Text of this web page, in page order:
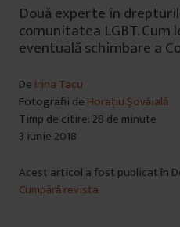
Două experte în
comunitatea LGBT.
eventuală schimbare a
De Irina Tacu
Fotografii de Horațiu Şovăială
Timp de citire: 28 de minute
3 iunie 2018
Acest articol a fost publicat în
Cumpără revista